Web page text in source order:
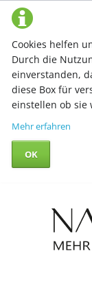
Cookies helfen
Durch die
einverstanden,
diese Box für
einstellen ob sie
Mehr erfahren
OK